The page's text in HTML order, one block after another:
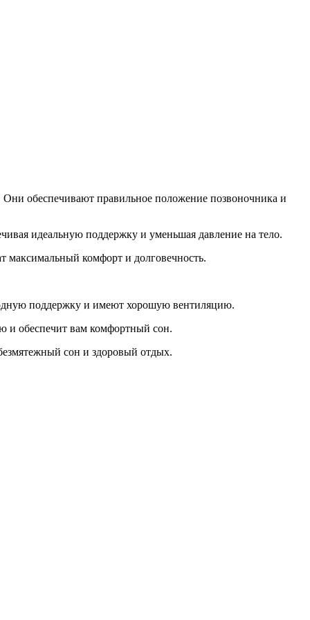
обеспечивают правильное положение позвоночника и
идеальную поддержку и уменьшая давление на тело.
максимальный комфорт и долговечность.
поддержку и имеют хорошую вентиляцию.
и обеспечит вам комфортный сон.
сон и здоровый отдых.